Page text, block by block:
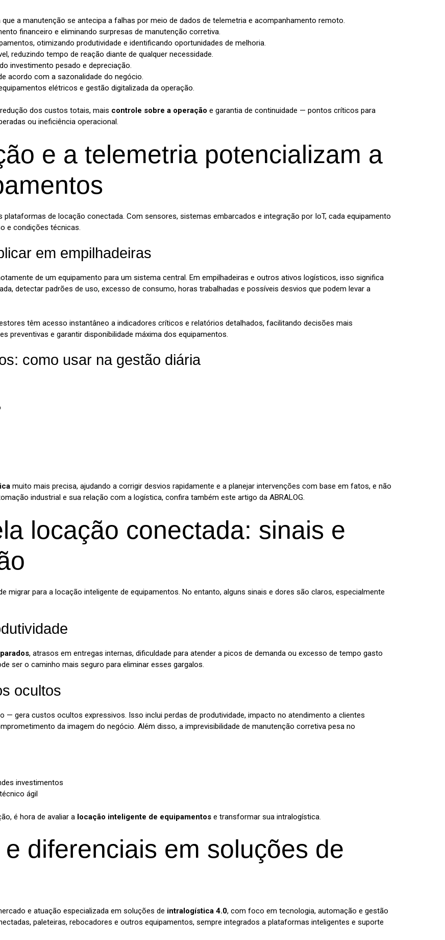
que a manutenção se antecipa a falhas por meio de dados de telemetria e acompanhamento remoto.
financeiro e eliminando surpresas de manutenção corretiva.
otimizando produtividade e identificando oportunidades de melhoria.
reduzindo tempo de reação diante de qualquer necessidade.
investimento pesado e depreciação.
acordo com a sazonalidade do negócio.
elétricos e gestão digitalizada da operação.
dos custos totais, mais controle sobre a operação e garantia de continuidade — pontos críticos para
ou ineficiência operacional.
e a telemetria potencializam a
de locação conectada. Com sensores, sistemas embarcados e integração por IoT, cada equipamento
e condições técnicas.
em empilhadeiras
de um equipamento para um sistema central. Em empilhadeiras e outros ativos logísticos, isso significa
detectar padrões de uso, excesso de consumo, horas trabalhadas e possíveis desvios que podem levar a
têm acesso instantâneo a indicadores críticos e relatórios detalhados, facilitando decisões mais
preventivas e garantir disponibilidade máxima dos equipamentos.
como usar na gestão diária
muito mais precisa, ajudando a corrigir desvios rapidamente e a planejar intervenções com base em fatos, e não
industrial e sua relação com a logística, confira também este artigo da ABRALOG.
locação conectada: sinais e
migrar para a locação inteligente de equipamentos. No entanto, alguns sinais e dores são claros, especialmente
, atrasos em entregas internas, dificuldade para atender a picos de demanda ou excesso de tempo gasto
ser o caminho mais seguro para eliminar esses gargalos.
ocultos
— gera custos ocultos expressivos. Isso inclui perdas de produtividade, impacto no atendimento a clientes
da imagem do negócio. Além disso, a imprevisibilidade de manutenção corretiva pesa no
investimentos
ágil
é hora de avaliar a locação inteligente de equipamentos e transformar sua intralogística.
diferenciais em soluções de
e atuação especializada em soluções de intralogística 4.0, com foco em tecnologia, automação e gestão
paleteiras, rebocadores e outros equipamentos, sempre integrados a plataformas inteligentes e suporte